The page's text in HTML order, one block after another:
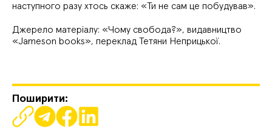
наступного разу хтось скаже: «Ти не сам це побудував».
Джерело матеріалу: «Чому свобода?», видавництво
«Jameson books», переклад Тетяни Неприцької.
Поширити: